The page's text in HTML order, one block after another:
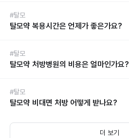
#탈모
탈모약 복용시간은 언제가 좋은가요?
#탈모
탈모약 처방병원의 비용은 얼마인가요?
#탈모
탈모약 비대면 처방 어떻게 받나요?
더 보기